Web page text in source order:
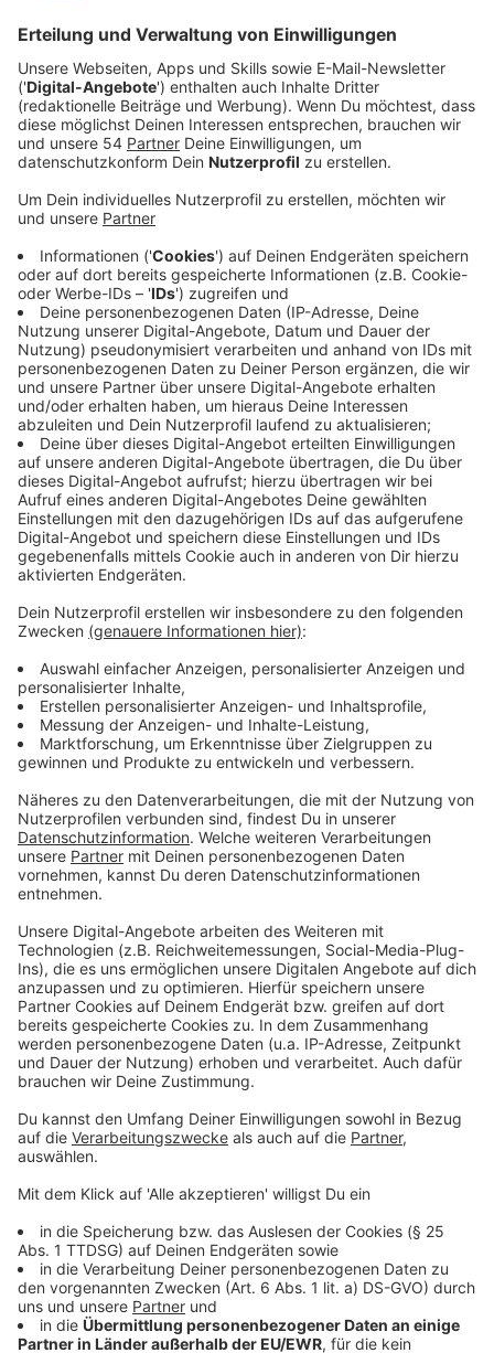
Veröffentlicht: Montag, 15.08.2022 06:21
Anzeige
Ein Beispiel aus unserer Stadt: Der Mühlentorplatz ist
ja das Zentrum Rheindahlens, ein wichtiger Treffpunkt
für die Rheindahlener. Besonders schön sieht der aber
Autos zugeparkt. Deshalb sollte der Platz eigentlich
dieses Jahr umgebaut werden. Aber auf die
Ausschreibung der Stadt haben sich keine Baufirmen
beworben. In der Branche gibt es einen Mangel an
Fachkräften, bei Lieferanten gibt es einen Mangel an
Fahrern und die Kosten steigen.
Nach Angaben des Gebäudemanagements der Stadt
Mönchengladbach seien solche Ausschreibungen für
Tiefbauprojekte für viele Bauunternehmen zu groß.
Deswegen werden solche großen Projekte einfach
aufgeteilt und es werden kleinere Projekte neu
ausgeschrieben. Logisch: Kleineres Geschäftsrisiko
bedeutet auch eine bessere Chance auf Bewerber, für
diese eher leichteren und kleineren Bauvorhaben.
Außerdem akzeptiert das städtische
Gebäudemanagement sogenannte Preisgleitklauseln
im Vertrag, heißt: Bauunternehmen können der Stadt
höhere Kosten in Rechnung stellen, wenn
Materialkosten noch während des Baus steigen.
Die aktuellen Probleme in der Baubranche kamen mit
der Corona-Pandemie. Jetzt überlegt das
Gebäudemanagement der Stadt Mönchengladbach, ob
Bauprojekte, die noch nicht durchgeplant sind, wieder
Prioritäten setzen und die Schwierigkeiten durch die
aktuelle Krise miteinbeziehen. Flexibel bleiben ist hier
auch weiterhin das Stichwort. Aber die Stadt ist
zuversichtlich, dass auch in Zukunft viele der
geplanten Projekte umgesetzt werden können, wenn
auch mit etwas Verzögerung und höheren Kosten.
In der Radio 90,1 Morningshow habenLisa Tellers und
Sascha Faßbenderunter anderem über die Situation
der Baubranche gesprochen: